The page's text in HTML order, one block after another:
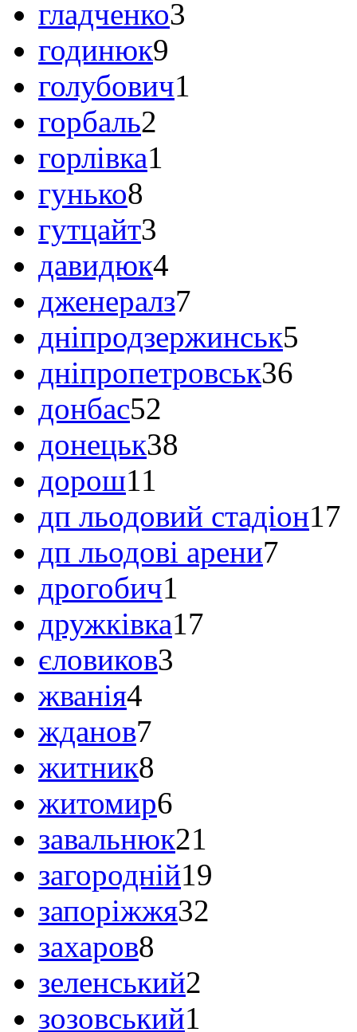
гладченко3
годинюк9
голубович1
горбаль2
горлівка1
гунько8
гутцайт3
давидюк4
дженералз7
дніпродзержинськ5
дніпропетровськ36
донбас52
донецьк38
дорош11
дп льодовий стадіон17
дп льодові арени7
дрогобич1
дружківка17
єловиков3
жванія4
жданов7
житник8
житомир6
завальнюк21
загородній19
запоріжжя32
захаров8
зеленський2
зозовський1